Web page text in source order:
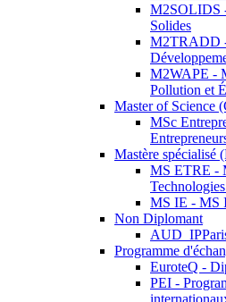
M2SOLIDS
Solides
M2TRADD
M2WAPE -
Pollution et
Master of Science
MSc
Mastère spécialisé
MS ETRE -
MS IE - MS
Non Diplomant
Programme
EuroteQ -
PEI -